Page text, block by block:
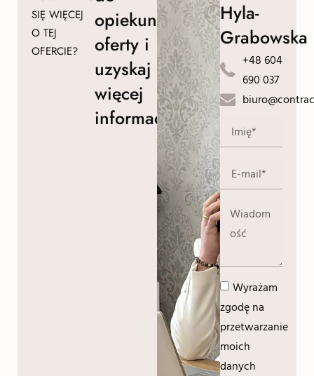
SIĘ WIĘCEJ
O TEJ
OFERCIE?
opiekuna
oferty i
uzyskaj
więcej
informacji!
Hyla-
Grabowska
+48 604
690 037
Wyrażam
zgodę na
przetwarzanie
moich
danych